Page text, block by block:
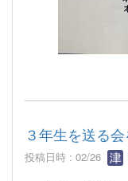
３年生を送る
投稿日時 : 02/26